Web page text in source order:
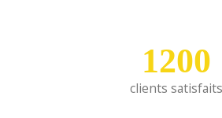
1200
clients satisfaits